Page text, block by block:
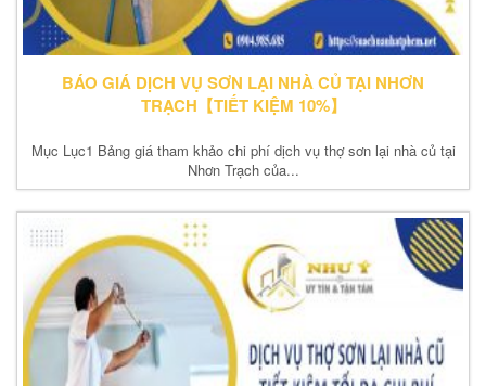
BÁO GIÁ DỊCH VỤ SƠN LẠI NHÀ CỦ TẠI NHƠN
TRẠCH【TIẾT KIỆM 10%】
Mục Lục1 Bảng giá tham khảo chi phí dịch vụ thợ sơn lại nhà củ tại
Nhơn Trạch của...